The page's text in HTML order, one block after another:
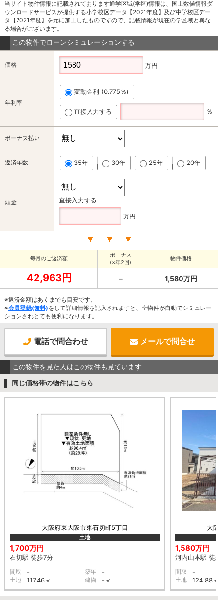
当サイト物件情報に記載されております通学区域(学区)情報は、国土数値情報ダ
ウンロードサービスが提供する小学校区データ【2021年度】及び中学校区デー
タ【2021年度】を元に加工したものですので、記載情報が現在の学区域と異な
る場合がございます。
この物件でローンシミュレーションする
価格 万円
年利率
変動金利 (0.775％)
直接入力する ％
ボーナス払い
返済年数 35年 30年 25年 20年
頭金 直接入力する
万円
毎月のご返済額
ボーナス
(×年2回)
物件価格
42,963円 － 1,580万円
※返済金額はあくまでも目安です。
※会員登録(無料)をして詳細情報を記入されますと、全物件が自動でシミュレー
ションされとても便利になります。
電話で問合わせ メールで問合せ
この物件を見た人はこの物件も見ています
同じ価格帯の物件はこちら
大阪府東大阪市東石切町5丁目
土地
1,700万円
石切駅 徒歩7分
間取 - 築年 -
土地 117.46㎡ 建物 -㎡
大
1,580万円
河内山本駅 徒
間取 -
土地 124.88